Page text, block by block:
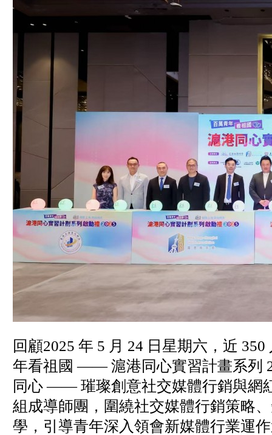
回顧2025 年 5 月 24 日星期六，近
年看祖國 —— 滬港同心實習計畫系列
同心 —— 璀璨創意社交媒體行銷與網
組成導師團，圍繞社交媒體行銷策略
學，引導青年深入領會新媒體行業運